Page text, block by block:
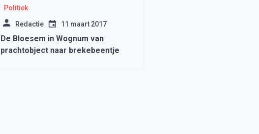
Politiek
Redactie 11 maart 2017
De Bloesem in Wognum van
prachtobject naar brekebeentje